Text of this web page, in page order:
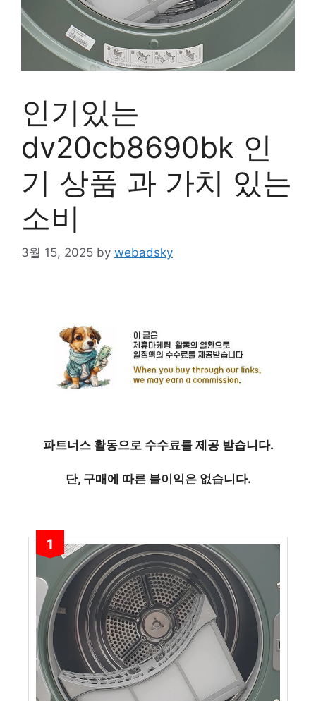
인기있는
dv20cb8690bk 인
기 상품 과 가치 있는
소비
3월 15, 2025 by webadsky
파트너스 활동으로 수수료를 제공 받습니다.
단, 구매에 따른 불이익은 없습니다.
1